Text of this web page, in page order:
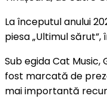
La începutul anului
piesa „Ultimul
Sub egida Cat
fost marcată de
mai importantă